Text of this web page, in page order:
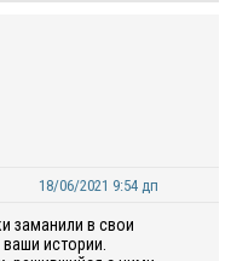
18/06/2021 9:54 дп
заманили в свои
истории.